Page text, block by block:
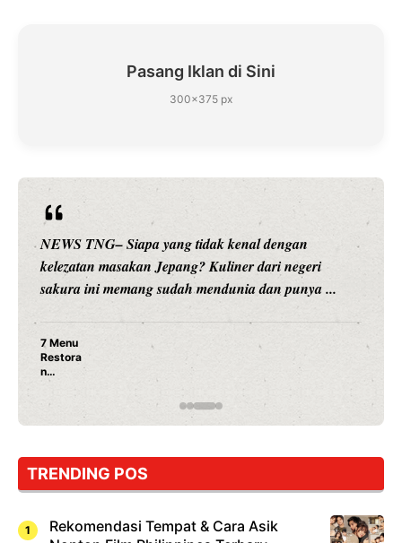
Pasang Iklan di Sini
300×375 px
NEWS TNG– Siapa sangka, dua nama besar di dunia
hiburan, Nunung Srimulat dan Vicky Prasetyo, kini
merambah dunia kuliner dengan ...
Nunung Srimulat & Vicky Prasetyo Buka Restoran
Rahasia Mami Bikin Nagih!
TRENDING POS
Rekomendasi Tempat & Cara Asik